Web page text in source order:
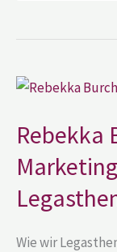
Rebekka
Wie wir
Rebekka
Burch
Pinterest
Marketing
Manager
–
Stark
mit
Legasthenie